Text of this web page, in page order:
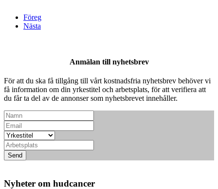
Föreg
Nästa
Anmälan till nyhetsbrev
För att du ska få tillgång till vårt kostnadsfria nyhetsbrev behöver vi
få information om din yrkestitel och arbetsplats, för att verifiera att
du får ta del av de annonser som nyhetsbrevet innehåller.
Send
Nyheter om hudcancer